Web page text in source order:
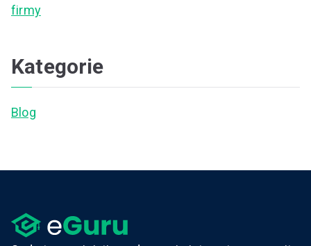
firmy
Kategorie
Blog